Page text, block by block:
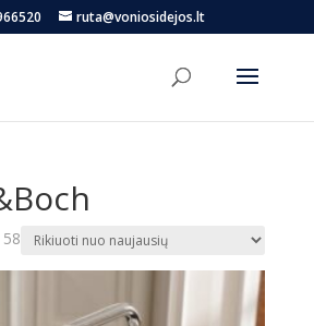
ruta@voniosidejos.lt
Rūšiuojama